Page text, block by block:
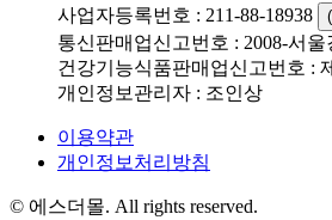
사업자등록번호 : 211-88-18938
통신판매업신고번호 : 2008-서울
건강기능식품판매업신고번호 :
개인정보관리자 : 조인상
이용약관
개인정보처리방침
© 에스더몰. All rights reserved.